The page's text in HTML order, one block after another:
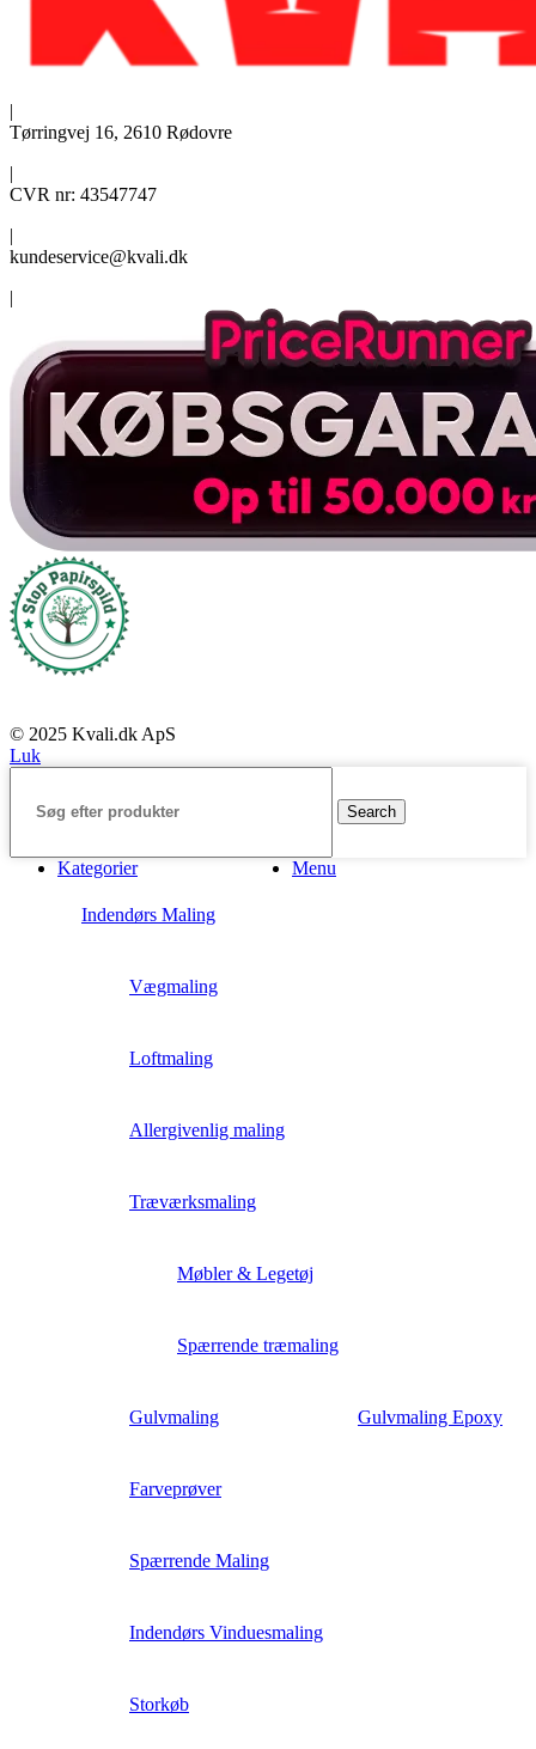
|
Tørringvej 16, 2610 Rødovre
|
CVR nr: 43547747
|
kundeservice@kvali.dk
|
© 2025 Kvali.dk ApS
Luk
Search
Menu
Kategorier
Indendørs Maling
Vægmaling
Loftmaling
Allergivenlig maling
Træværksmaling
Møbler & Legetøj
Spærrende træmaling
Gulvmaling Gulvmaling Epoxy
Farveprøver
Spærrende Maling
Indendørs Vinduesmaling
Storkøb